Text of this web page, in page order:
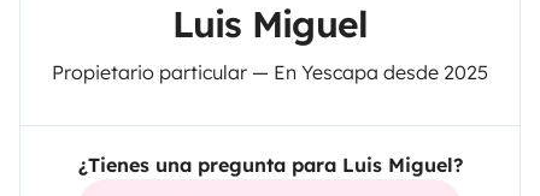
Luis Miguel
Propietario particular — En Yescapa desde 2025
¿Tienes una pregunta para Luis Miguel?